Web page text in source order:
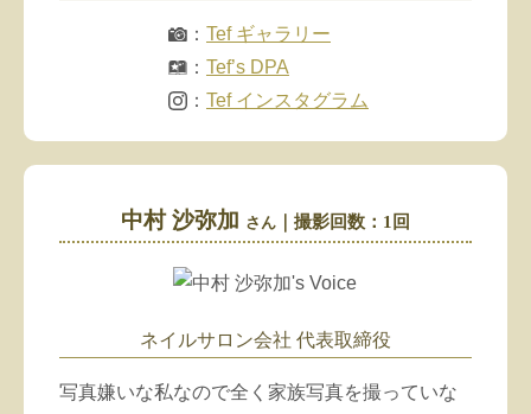
天才過ぎます！！
それにモデルもよかったですもんね！！←笑
： Tef ギャラリー
： Tef’s DPA
： Tef インスタグラム
中村 沙弥加 さん｜撮影回数：1回
ネイルサロン会社 代表取締役
写真嫌いな私なので全く家族写真を撮っていな